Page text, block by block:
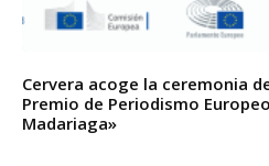
Cervera acoge la ceremonia
Premio de Periodismo
Madariaga»